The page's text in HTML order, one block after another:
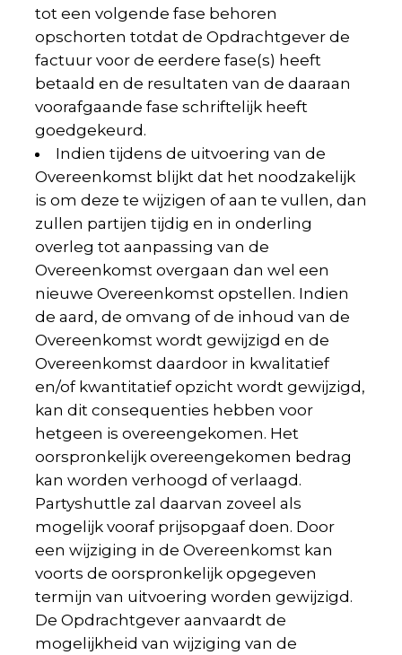
tot een volgende fase behoren
opschorten totdat de Opdrachtgever de
factuur voor de eerdere fase(s) heeft
betaald en de resultaten van de daaraan
voorafgaande fase schriftelijk heeft
goedgekeurd.
Indien tijdens de uitvoering van de
Overeenkomst blijkt dat het noodzakelijk
is om deze te wijzigen of aan te vullen, dan
zullen partijen tijdig en in onderling
overleg tot aanpassing van de
Overeenkomst overgaan dan wel een
nieuwe Overeenkomst opstellen. Indien
de aard, de omvang of de inhoud van de
Overeenkomst wordt gewijzigd en de
Overeenkomst daardoor in kwalitatief
en/of kwantitatief opzicht wordt gewijzigd,
kan dit consequenties hebben voor
hetgeen is overeengekomen. Het
oorspronkelijk overeengekomen bedrag
kan worden verhoogd of verlaagd.
Partyshuttle zal daarvan zoveel als
mogelijk vooraf prijsopgaaf doen. Door
een wijziging in de Overeenkomst kan
voorts de oorspronkelijk opgegeven
termijn van uitvoering worden gewijzigd.
De Opdrachtgever aanvaardt de
mogelijkheid van wijziging van de